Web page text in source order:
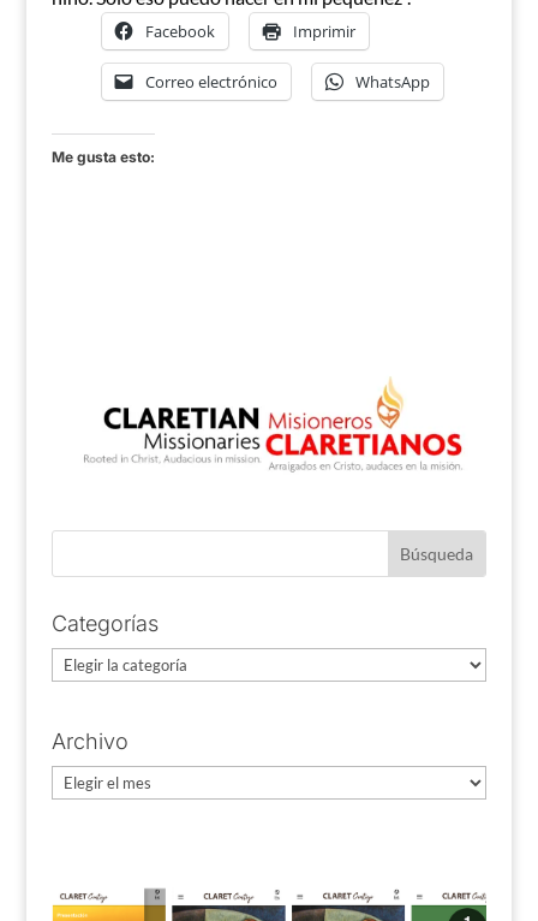
Facebook Imprimir
Correo electrónico WhatsApp
Me gusta esto:
Categorías
Categorías
Archivo
Archivo